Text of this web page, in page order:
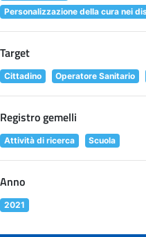
Personalizzazione della cura nei
Target
Cittadino Operatore Sanitario
Registro gemelli
Attività di ricerca Scuola
Anno
2021